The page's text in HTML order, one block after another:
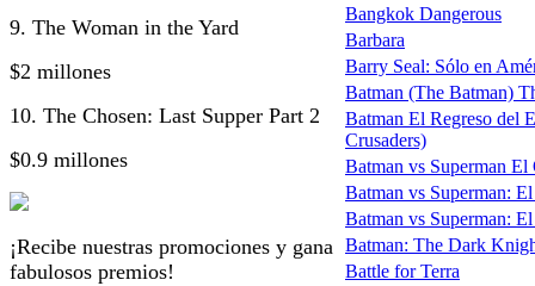
9. The Woman in the Yard
$2 millones
10. The Chosen: Last Supper Part 2
$0.9 millones
¡Recibe nuestras promociones y gana
fabulosos premios!
Bangkok Dangerous
Barbara
Barry Seal: Sólo en
Batman (The Batman)
Batman El Regreso del
Crusaders)
Batman vs Superman
Batman vs Superman:
Batman vs Superman:
Batman: The Dark
Battle for Terra